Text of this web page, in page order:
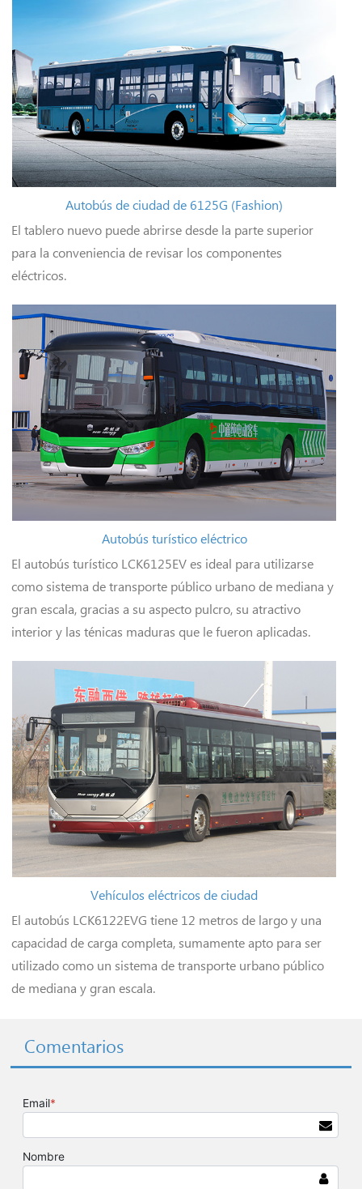
Autobús de ciudad de 6125G (Fashion)
El tablero nuevo puede abrirse desde la parte superior
para la conveniencia de revisar los componentes
eléctricos.
Autobús turístico eléctrico
El autobús turístico LCK6125EV es ideal para utilizarse
como sistema de transporte público urbano de mediana y
gran escala, gracias a su aspecto pulcro, su atractivo
interior y las ténicas maduras que le fueron aplicadas.
Vehículos eléctricos de ciudad
El autobús LCK6122EVG tiene 12 metros de largo y una
capacidad de carga completa, sumamente apto para ser
utilizado como un sistema de transporte urbano público
de mediana y gran escala.
Comentarios